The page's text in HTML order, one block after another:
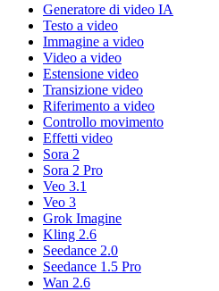
Generatore di video IA
Testo a video
Immagine a video
Video a video
Estensione video
Transizione video
Riferimento a video
Controllo movimento
Effetti video
Sora 2
Sora 2 Pro
Veo 3.1
Veo 3
Grok Imagine
Kling 2.6
Seedance 2.0
Seedance 1.5 Pro
Wan 2.6